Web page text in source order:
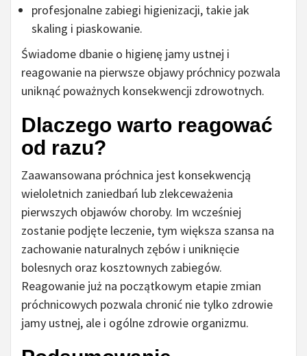
profesjonalne zabiegi higienizacji, takie jak
skaling i piaskowanie.
Świadome dbanie o higienę jamy ustnej i
reagowanie na pierwsze objawy próchnicy pozwala
uniknąć poważnych konsekwencji zdrowotnych.
Dlaczego warto reagować
od razu?
Zaawansowana próchnica jest konsekwencją
wieloletnich zaniedbań lub zlekceważenia
pierwszych objawów choroby. Im wcześniej
zostanie podjęte leczenie, tym większa szansa na
zachowanie naturalnych zębów i uniknięcie
bolesnych oraz kosztownych zabiegów.
Reagowanie już na początkowym etapie zmian
próchnicowych pozwala chronić nie tylko zdrowie
jamy ustnej, ale i ogólne zdrowie organizmu.